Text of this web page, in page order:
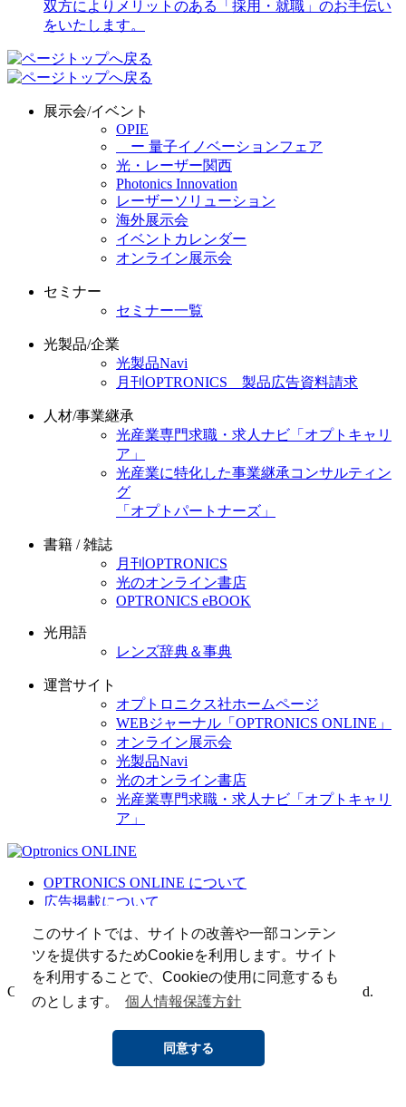
このサイトでは、サイトの改善や一部コンテン
ツを提供するためCookieを利用します。サイト
を利用することで、Cookieの使用に同意するも
のとします。
個人情報保護方針
同意する
展示会/イベント
OPIE
ー 量子イノベーションフェア
光・レーザー関西
Photonics Innovation
レーザーソリューション
海外展示会
イベントカレンダー
オンライン展示会
セミナー
セミナー一覧
光製品/企業
光製品Navi
月刊OPTRONICS 製品広告資料請求
人材/事業継承
光産業専門求職・求人ナビ「オプトキャリ
ア」
光産業に特化した事業継承コンサルティン
グ
「オプトパートナーズ」
書籍 / 雑誌
月刊OPTRONICS
光のオンライン書店
OPTRONICS eBOOK
光用語
レンズ辞典＆事典
運営サイト
オプトロニクス社ホームページ
WEBジャーナル「OPTRONICS ONLINE」
オンライン展示会
光製品Navi
光のオンライン書店
光産業専門求職・求人ナビ「オプトキャリ
ア」
OPTRONICS ONLINE について
広告掲載について
個人情報
光関連リンク集
Copyright (C) 2025 The Optronics Co., Ltd. All rights reserved.